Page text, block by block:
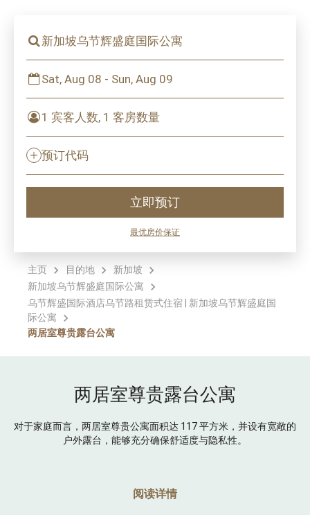
新加坡乌节辉盛庭国际公寓
Sat, Aug 08 - Sun, Aug 09
1 宾客人数, 1 客房数量
预订代码
立即预订
最优房价保证
主页 目的地
新加坡
新加坡乌节辉盛庭国际公寓
乌节辉盛国际酒店乌节路租赁式住宿 | 新加坡乌节辉盛庭国
际公寓
两居室尊贵露台公寓
两居室尊贵露台公寓
对于家庭而言，两居室尊贵公寓面积达 117 平方米，并设有宽敞的
户外露台，能够充分确保舒适度与隐私性。
阅读详情